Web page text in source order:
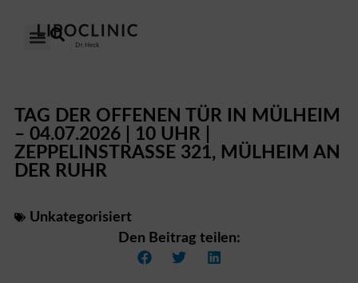
TAG DER OFFENEN TÜR IN MÜLHEIM
– 04.07.2026 | 10 UHR |
ZEPPELINSTRASSE 321, MÜLHEIM AN D
ER RUHR
Unkategorisiert
Den Beitrag teilen: